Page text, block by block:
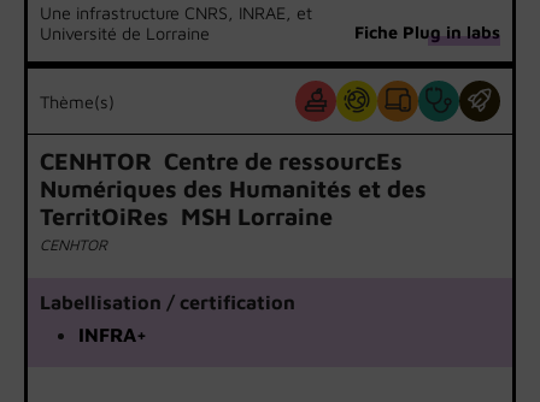
Une infrastructure CNRS, INRAE, et
Université de Lorraine
Fiche Plug in labs
Thème(s)
CENHTOR  Centre de ressourcEs
Numériques des Humanités et des
TerritOiRes  MSH Lorraine
CENHTOR
Labellisation / certification
INFRA+